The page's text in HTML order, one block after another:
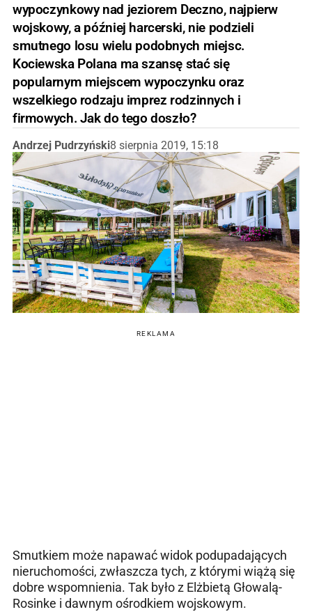
wypoczynkowy nad jeziorem Deczno, najpierw
wojskowy, a później harcerski, nie podzieli
smutnego losu wielu podobnych miejsc.
Kociewska Polana ma szansę stać się
popularnym miejscem wypoczynku oraz
wszelkiego rodzaju imprez rodzinnych i
firmowych. Jak do tego doszło?
Andrzej Pudrzyński8 sierpnia 2019, 15:18
REKLAMA
Smutkiem może napawać widok podupadających
nieruchomości, zwłaszcza tych, z którymi wiążą się
dobre wspomnienia. Tak było z Elżbietą Głowalą-
Rosinke i dawnym ośrodkiem wojskowym.